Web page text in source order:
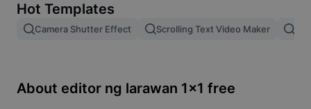
Image merge
Resize Image
Hot Templates
Camera Shutter Effect Scrolling Text Video Maker
About editor ng larawan 1x1 free